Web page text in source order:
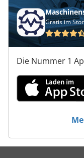
Gratis im
Die Nummer 1